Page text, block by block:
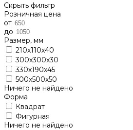
Скрыть фильтр
Розничная цена
от
до
Размер, мм
210х110х40
300х300х30
330х190х45
500х500х50
Ничего не найдено
Форма
Квадрат
Фигурная
Ничего не найдено